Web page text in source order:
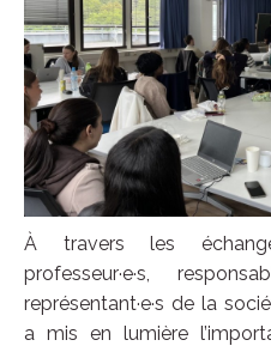
À travers les
professeur·e·s,
représentant·e·s de la
a mis en lumière